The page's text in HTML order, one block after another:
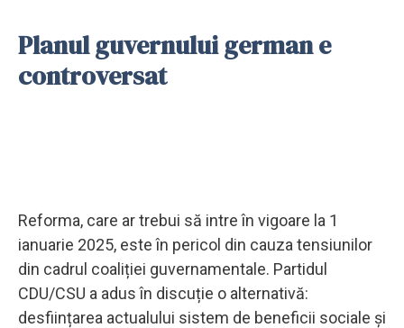
Planul guvernului german e
controversat
Reforma, care ar trebui să intre în vigoare la 1
ianuarie 2025, este în pericol din cauza tensiunilor
din cadrul coaliției guvernamentale. Partidul
CDU/CSU a adus în discuție o alternativă:
desființarea actualului sistem de beneficii sociale și